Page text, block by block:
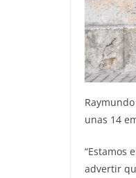
unas 14
“Estamos
advertir